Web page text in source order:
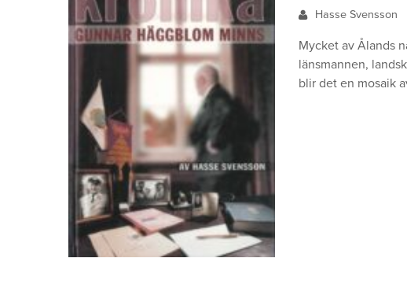
Hasse Svensson
Mycket av Ålands
länsmannen,
blir det en mosaik